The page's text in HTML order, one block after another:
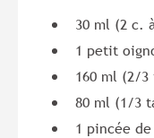
30 ml (2 c.
1 petit
160 ml (2/3
80 ml (1/3
1 pincée